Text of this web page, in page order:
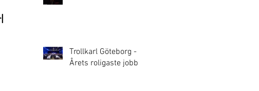
Trollkarl Göteborg -
Årets roligaste jobb